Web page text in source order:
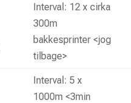
Interval: 12 x cirka
300m
bakkesprinter <jog
tilbage>
Interval: 5 x
1000m <3min